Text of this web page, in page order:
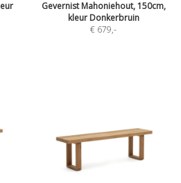
Gevernist Mahoniehout, 150cm,
kleur Donkerbruin
€ 679,-